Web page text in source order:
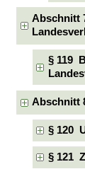
Abschnitt
§ 119
Abschnitt
§ 120
§ 121